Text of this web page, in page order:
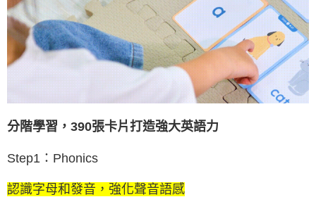
分階學習，390張卡片打造強大英語力
Step1：Phonics
認識字母和發音，強化聲音語感